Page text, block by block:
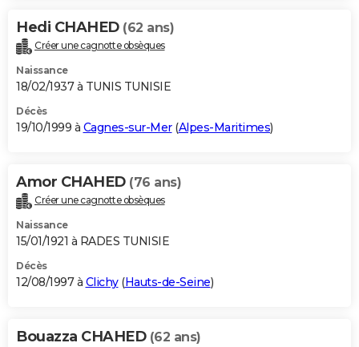
Hedi CHAHED (62 ans)
Créer une cagnotte obsèques
Naissance
18/02/1937 à TUNIS TUNISIE
Décès
19/10/1999 à Cagnes-sur-Mer(Alpes-Maritimes)
Amor CHAHED (76 ans)
Créer une cagnotte obsèques
Naissance
15/01/1921 à RADES TUNISIE
Décès
12/08/1997 à Clichy(Hauts-de-Seine)
Bouazza CHAHED (62 ans)